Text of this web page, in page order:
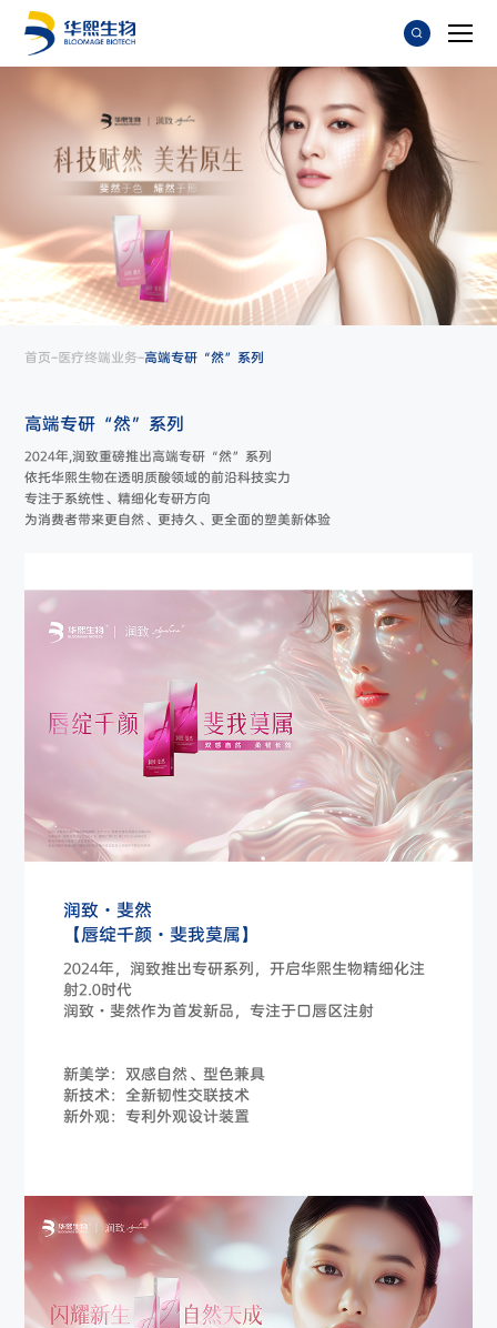
首页-医疗终端业务-高端专研“然”系列
高端专研“然”系列
2024年,润致重磅推出高端专研“然”系列
依托华熙生物在透明质酸领域的前沿科技实力
专注于系统性、精细化专研方向
为消费者带来更自然、更持久、更全面的塑美新体验
润致·斐然
【唇绽千颜·斐我莫属】
2024年，润致推出专研系列，开启华熙生物精细化注
射2.0时代
润致·斐然作为首发新品，专注于口唇区注射
新美学：双感自然、型色兼具
新技术：全新韧性交联技术
新外观：专利外观设计装置